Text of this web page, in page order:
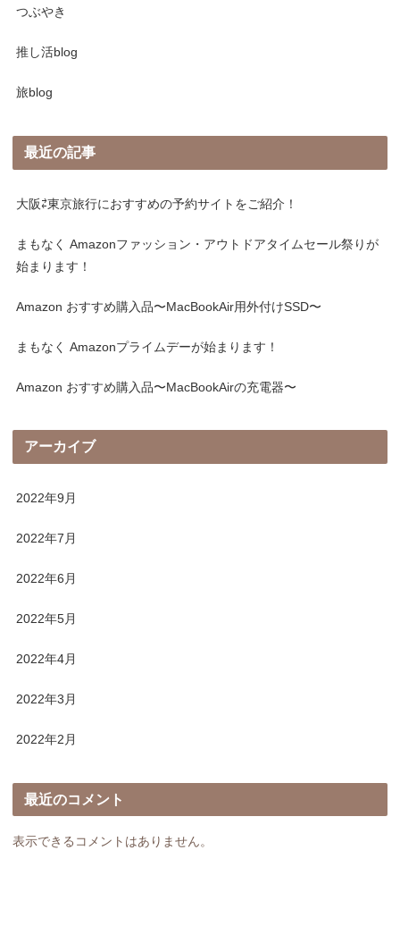
つぶやき
推し活blog
旅blog
最近の記事
大阪⇄東京旅行におすすめの予約サイトをご紹介！
まもなく Amazonファッション・アウトドアタイムセール祭りが
始まります！
Amazon おすすめ購入品〜MacBookAir用外付けSSD〜
まもなく Amazonプライムデーが始まります！
Amazon おすすめ購入品〜MacBookAirの充電器〜
アーカイブ
2022年9月
2022年7月
2022年6月
2022年5月
2022年4月
2022年3月
2022年2月
最近のコメント
表示できるコメントはありません。